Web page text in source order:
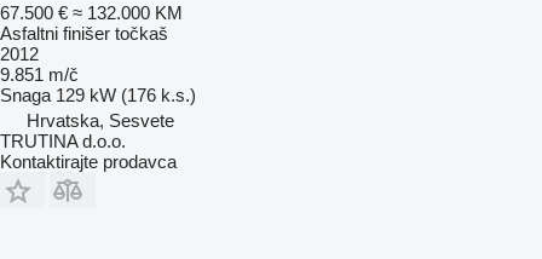
67.500 € ≈ 132.000 KM
Asfaltni finišer točkaš
2012
9.851 m/č
Snaga 129 kW (176 k.s.)
Hrvatska, Sesvete
TRUTINA d.o.o.
Kontaktirajte prodavca